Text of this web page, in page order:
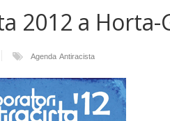
2012 a
Agenda Antiracista